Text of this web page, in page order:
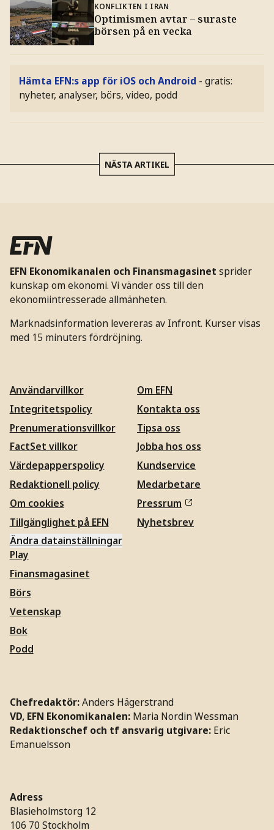
KONFLIKTEN I IRAN
Optimismen avtar – suraste
börsen på en vecka
Hämta EFN:s app för iOS och Android - gratis:
nyheter, analyser, börs, video, podd
NÄSTA ARTIKEL
EFN Ekonomikanalen och Finansmagasinet sprider
kunskap om ekonomi. Vi vänder oss till den
ekonomiintresserade allmänheten.
Marknadsinformation levereras av Infront. Kurser visas
med 15 minuters fördröjning.
Användarvillkor
Integritetspolicy
Prenumerationsvillkor
FactSet villkor
Värdepapperspolicy
Redaktionell policy
Om cookies
Tillgänglighet på EFN
Ändra datainställningar
Om EFN
Kontakta oss
Tipsa oss
Jobba hos oss
Kundservice
Medarbetare
Pressrum
Nyhetsbrev
Play
Finansmagasinet
Börs
Vetenskap
Bok
Podd
Chefredaktör:Anders Hägerstrand
VD, EFN Ekonomikanalen: Maria Nordin Wessman
Redaktionschef och tf ansvarig utgivare: Eric
Emanuelsson
Adress
Blasieholmstorg 12
106 70 Stockholm